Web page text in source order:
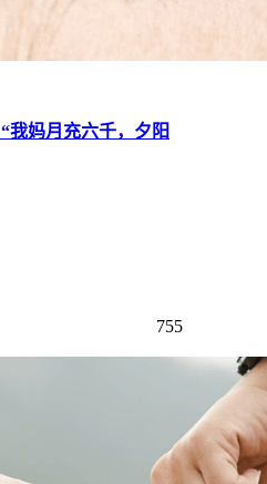
我妈月充六千，夕阳
755